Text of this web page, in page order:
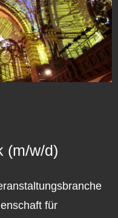
(m/w/d)
für